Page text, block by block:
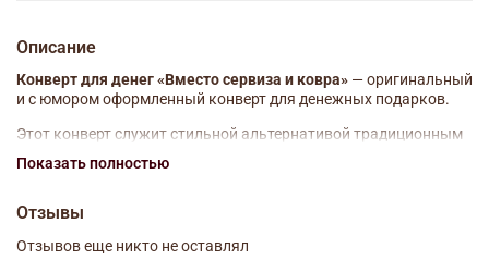
Описание
Конверт для денег «Вместо сервиза и ковра» — оригинальный
и с юмором оформленный конверт для денежных подарков.
Этот конверт служит стильной альтернативой традиционным
для поздравлений на
делает вручение денежного подарка более запоминающимся и
Показать полностью
Отзывы
Отзывов еще никто не оставлял